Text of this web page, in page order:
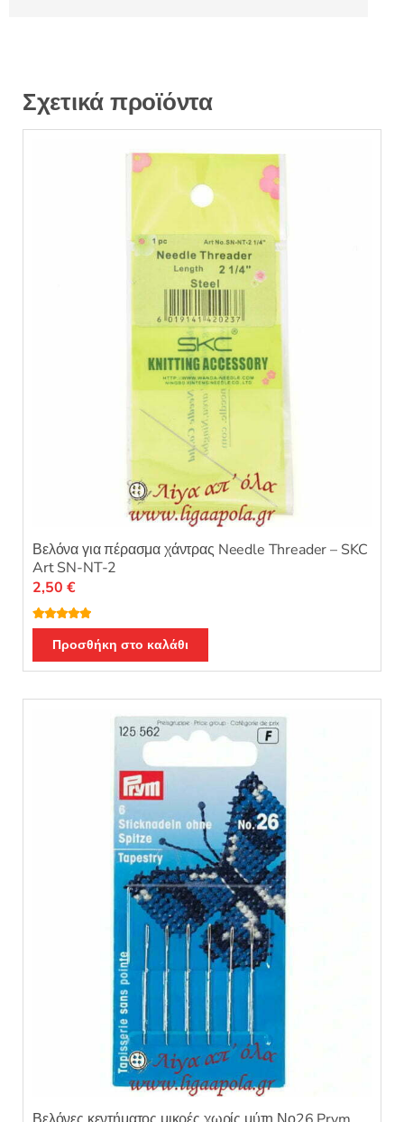
Σχετικά προϊόντα
Βελόνα για πέρασμα χάντρας Needle Threader – SKC
Art SN-NT-2
Βαθμολογή
θηκε με 5.00
από 5
2,50 €
Προσθήκη στο καλάθι